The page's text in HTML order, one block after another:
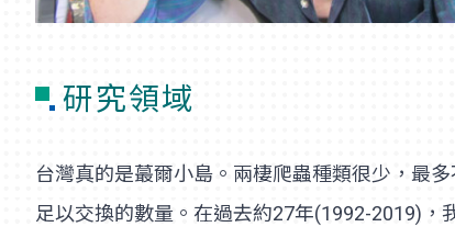
研究領域
台灣真的是蕞爾小島。兩棲爬蟲種類很少，最
足以交換的數量。在過去約27年(1992-2019)，